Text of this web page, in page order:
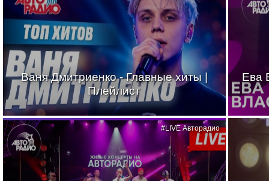
Ваня Дмитриенко - Главные хиты |
Плейлист
Ева
#LIVE Авторадио